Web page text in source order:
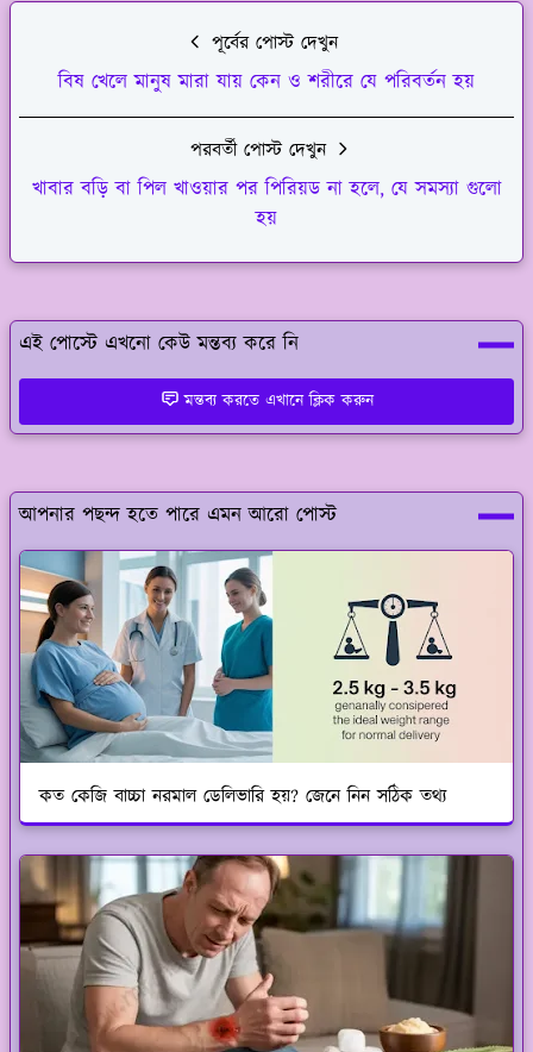
পূর্বের পোস্ট দেখুন
বিষ খেলে মানুষ মারা যায় কেন ও শরীরে যে পরিবর্তন হয়
পরবর্তী পোস্ট দেখুন
খাবার বড়ি বা পিল খাওয়ার পর পিরিয়ড না হলে, যে সমস্যা গুলো
হয়
এই পোস্টে এখনো কেউ মন্তব্য করে নি
মন্তব্য করতে এখানে ক্লিক করুন
আপনার পছন্দ হতে পারে এমন আরো পোস্ট
কত কেজি বাচ্চা নরমাল ডেলিভারি হয়? জেনে নিন সঠিক তথ্য